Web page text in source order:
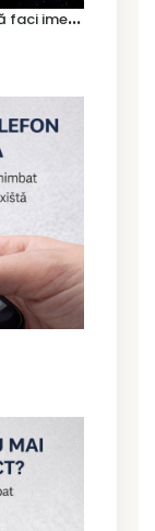
T
elefon scăpat în apă – ce trebuie să faci imediat și ce greșeli să eviți